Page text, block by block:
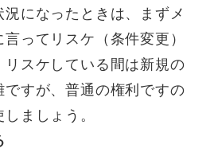
況になったときは、まずメ
ってリスケ（条件変更）
リスケしている間は新規の
すが、普通の権利ですの
ましょう。